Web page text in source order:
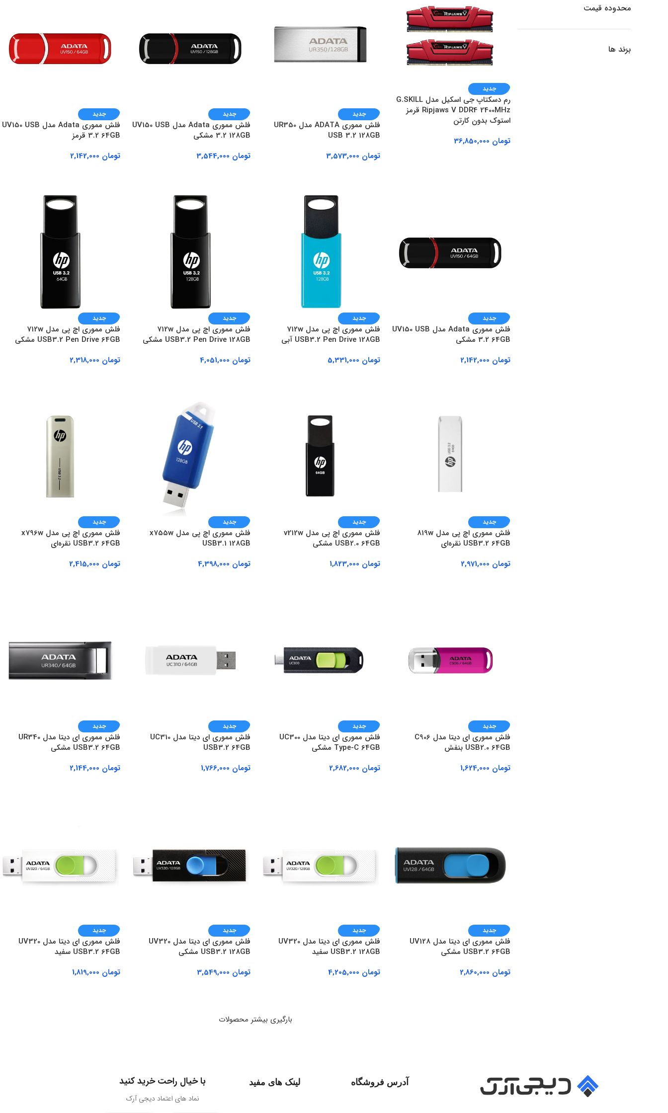
محدوده قیمت
برند ها
جدید
رم دسکتاپ جی اسکیل مدل G.SKILL
Ripjaws V DDR4 2400MHz قرمز
استوک بدون کارتن
تومان
جدید
فلش مموری ADATA مدل UR350
USB 3.2 128GB
تومان
جدید
فلش مموری Adata مدل UV150 USB
3.2 128GB مشکی
تومان
جدید
فلش مموری Adata مدل UV150 USB
3.2 64GB قرمز
تومان
جدید
فلش مموری Adata مدل UV150 USB
3.2 64GB مشکی
تومان
جدید
فلش مموری اچ پی مدل 712w
USB3.2 Pen Drive 128GB آبی
تومان
جدید
فلش مموری اچ پی مدل 712w
USB3.2 Pen Drive 128GB مشکی
تومان
جدید
فلش مموری اچ پی مدل 712w
USB3.2 Pen Drive 64GB مشکی
تومان
جدید
فلش مموری اچ پی مدل 819w
USB3.2 64GB نقره‌ای
تومان
جدید
فلش مموری اچ پی مدل v212w
USB2.0 64GB مشکی
تومان
جدید
فلش مموری اچ پی مدل x755w
USB3.1 128GB
تومان
جدید
فلش مموری اچ پی مدل x796w
USB3.2 64GB نقره‌ای
تومان
جدید
فلش مموری ای دیتا مدل C906
USB2.0 64GB بنفش
تومان
جدید
فلش مموری ای دیتا مدل UC300
Type-C 64GB مشکی
تومان
جدید
فلش مموری ای دیتا مدل UC310
USB3.2 64GB
تومان
جدید
فلش مموری ای دیتا مدل UR340
USB3.2 64GB مشکی
تومان
جدید
فلش مموری ای دیتا مدل UV128
USB3.2 64GB مشکی
تومان
جدید
فلش مموری ای دیتا مدل UV320
USB3.2 128GB سفید
تومان
جدید
فلش مموری ای دیتا مدل UV320
USB3.2 128GB مشکی
تومان
جدید
فلش مموری ای دیتا مدل UV320
USB3.2 64GB سفید
تومان
بارگیری بیشتر محصولات
آدرس فروشگاه لینک های مفید با خیال راحت خرید کنید
نماد های اعتماد دیجی آرک